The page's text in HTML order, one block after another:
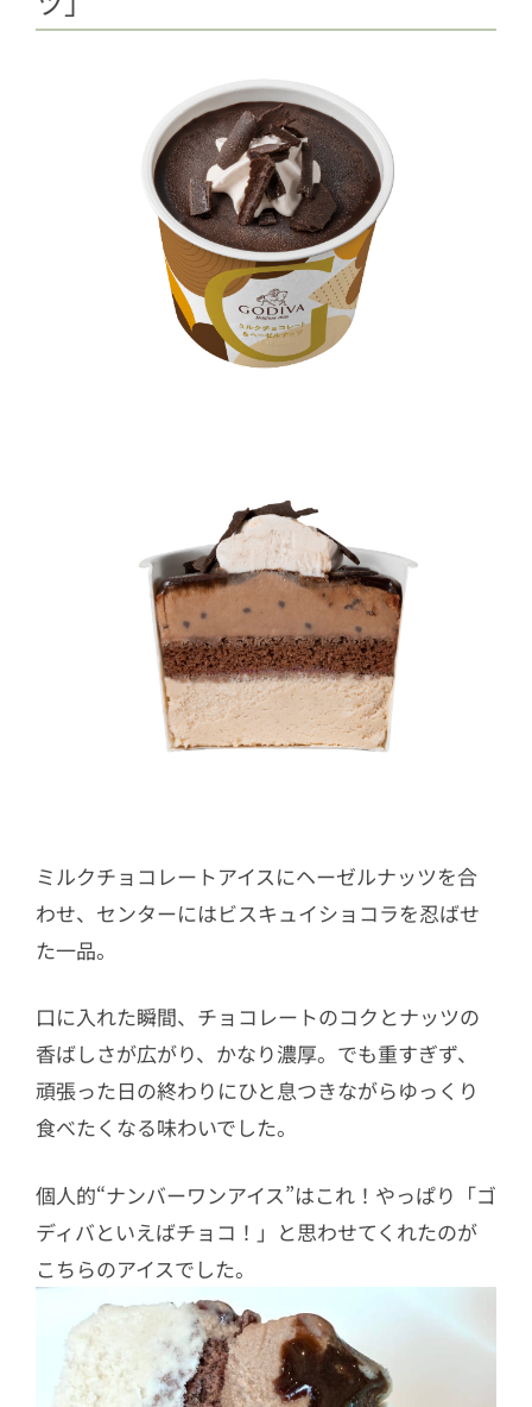
ミルクチョコレートアイスにヘーゼルナッツを合
わせ、センターにはビスキュイショコラを忍ばせ
た一品。
口に入れた瞬間、チョコレートのコクとナッツの
香ばしさが広がり、かなり濃厚。でも重すぎず、
頑張った日の終わりにひと息つきながらゆっくり
食べたくなる味わいでした。
個人的“ナンバーワンアイス”はこれ！やっぱり「ゴ
ディバといえばチョコ！」と思わせてくれたのが
こちらのアイスでした。